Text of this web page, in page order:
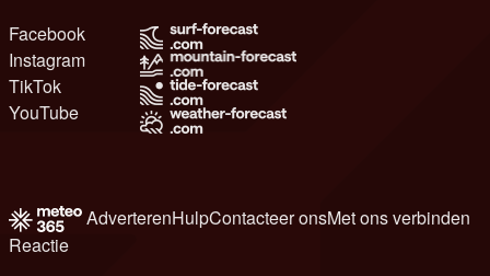
Facebook
Instagram
TikTok
YouTube
AdverterenHulpContacteer onsMet ons verbinden
Reactie